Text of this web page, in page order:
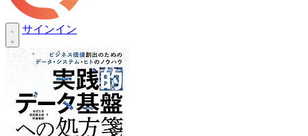
サインイン